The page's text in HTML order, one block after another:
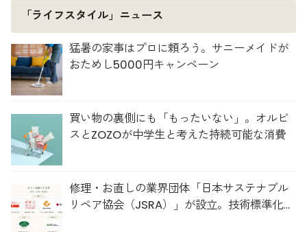
「ライフスタイル」ニュース
猛暑の家事はプロに頼ろう。サニーメイドが
おためし5000円キャンペーン
買い物の裏側にも「もったいない」。オルビ
スとZOZOが中学生と考えた持続可能な消費
修理・お直しの業界団体「日本サステナブル
リペア協会（JSRA）」が設立。技術標準化や